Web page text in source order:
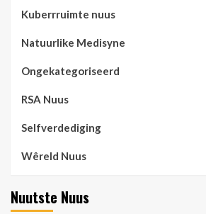
Kuberrruimte nuus
Natuurlike Medisyne
Ongekategoriseerd
RSA Nuus
Selfverdediging
Wêreld Nuus
Nuutste Nuus